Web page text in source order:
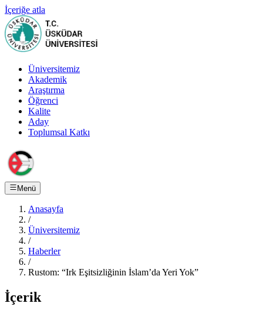
İçeriğe atla
Üniversitemiz
Akademik
Araştırma
Öğrenci
Kalite
Aday
Toplumsal Katkı
Menü
Anasayfa
/
Üniversitemiz
/
Haberler
/
Rustom: “Irk Eşitsizliğinin İslam’da Yeri Yok”
İçerik